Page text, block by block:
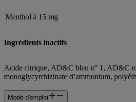
Menthol à 15 mg
Ingrédients inactifs
Acide citrique, AD&C bleu n° 1, AD&C
monoglycyrrhizinate d’ammonium,
Mode d'emploi